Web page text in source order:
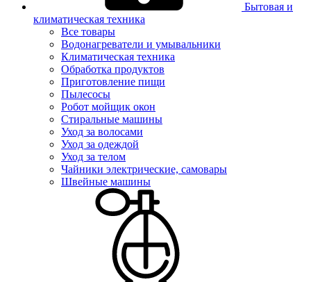
Бытовая и
климатическая техника
Все товары
Водонагреватели и умывальники
Климатическая техника
Обработка продуктов
Приготовление пищи
Пылесосы
Робот мойщик окон
Стиральные машины
Уход за волосами
Уход за одеждой
Уход за телом
Чайники электрические, самовары
Швейные машины